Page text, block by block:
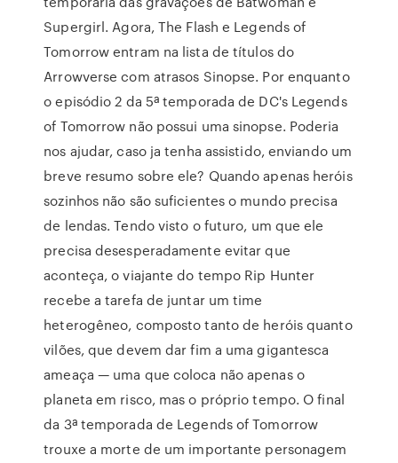
Supergirl. Agora, The Flash e Legends of
Tomorrow entram na lista de títulos do
Arrowverse com atrasos Sinopse. Por enquanto
o episódio 2 da 5ª temporada de DC's Legends
of Tomorrow não possui uma sinopse. Poderia
nos ajudar, caso ja tenha assistido, enviando um
breve resumo sobre ele? Quando apenas heróis
sozinhos não são suficientes o mundo precisa
de lendas. Tendo visto o futuro, um que ele
precisa desesperadamente evitar que
aconteça, o viajante do tempo Rip Hunter
recebe a tarefa de juntar um time
heterogêneo, composto tanto de heróis quanto
vilões, que devem dar fim a uma gigantesca
ameaça — uma que coloca não apenas o
planeta em risco, mas o próprio tempo. O final
da 3ª temporada de Legends of Tomorrow
trouxe a morte de um importante personagem